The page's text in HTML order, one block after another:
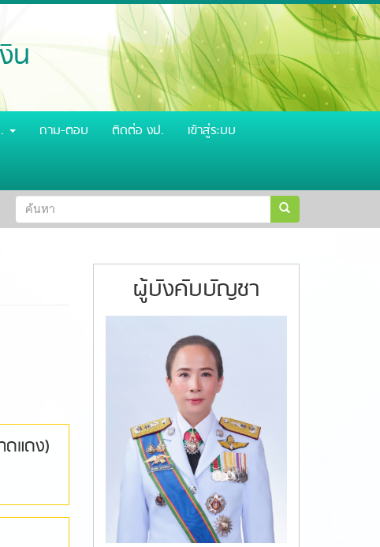
น
ถาม-ตอบ ติดต่อ งป.
เข้าสู่ระบบ
เงิน สำนักงานตำรวจแห่งชาติ วิสัยทัศน์ ผู้บัญชาการตำรวจแห่งชา
ฟอร์ม
ค้นหา
ค้นหา
ดแดง)
ผู้บังคับบัญชา
S__61079578.jpg